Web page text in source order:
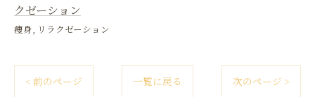
クゼーション
痩身 リラクゼーション
< 前のページ 一覧に戻る 次のページ >